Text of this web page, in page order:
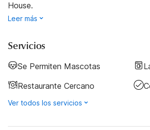
House.
Leer más
Servicios
Se Permiten Mascotas
Restaurante Cercano
Ver todos los servicios